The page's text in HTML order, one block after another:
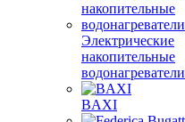
Электрические
накопительные
водонагреватели
BAXI